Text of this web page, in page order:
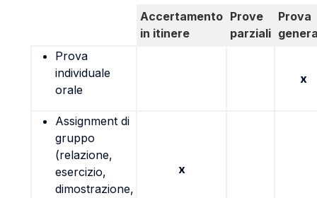
Accertamento
in itinere
Prove
parziali
Prova
Prova
individuale
orale
x
Assignment di
gruppo
(relazione,
esercizio,
dimostrazione,
x